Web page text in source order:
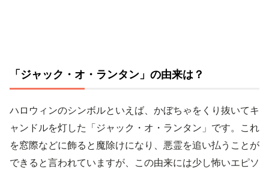
「ジャック・オ・ランタン」の由来は？
ハロウィンのシンボルといえば、かぼちゃをくり抜いてキ
ャンドルを灯した「ジャック・オ・ランタン」です。これ
を窓際などに飾ると魔除けになり、悪霊を追い払うことが
できると言われていますが、この由来には少し怖いエピソ